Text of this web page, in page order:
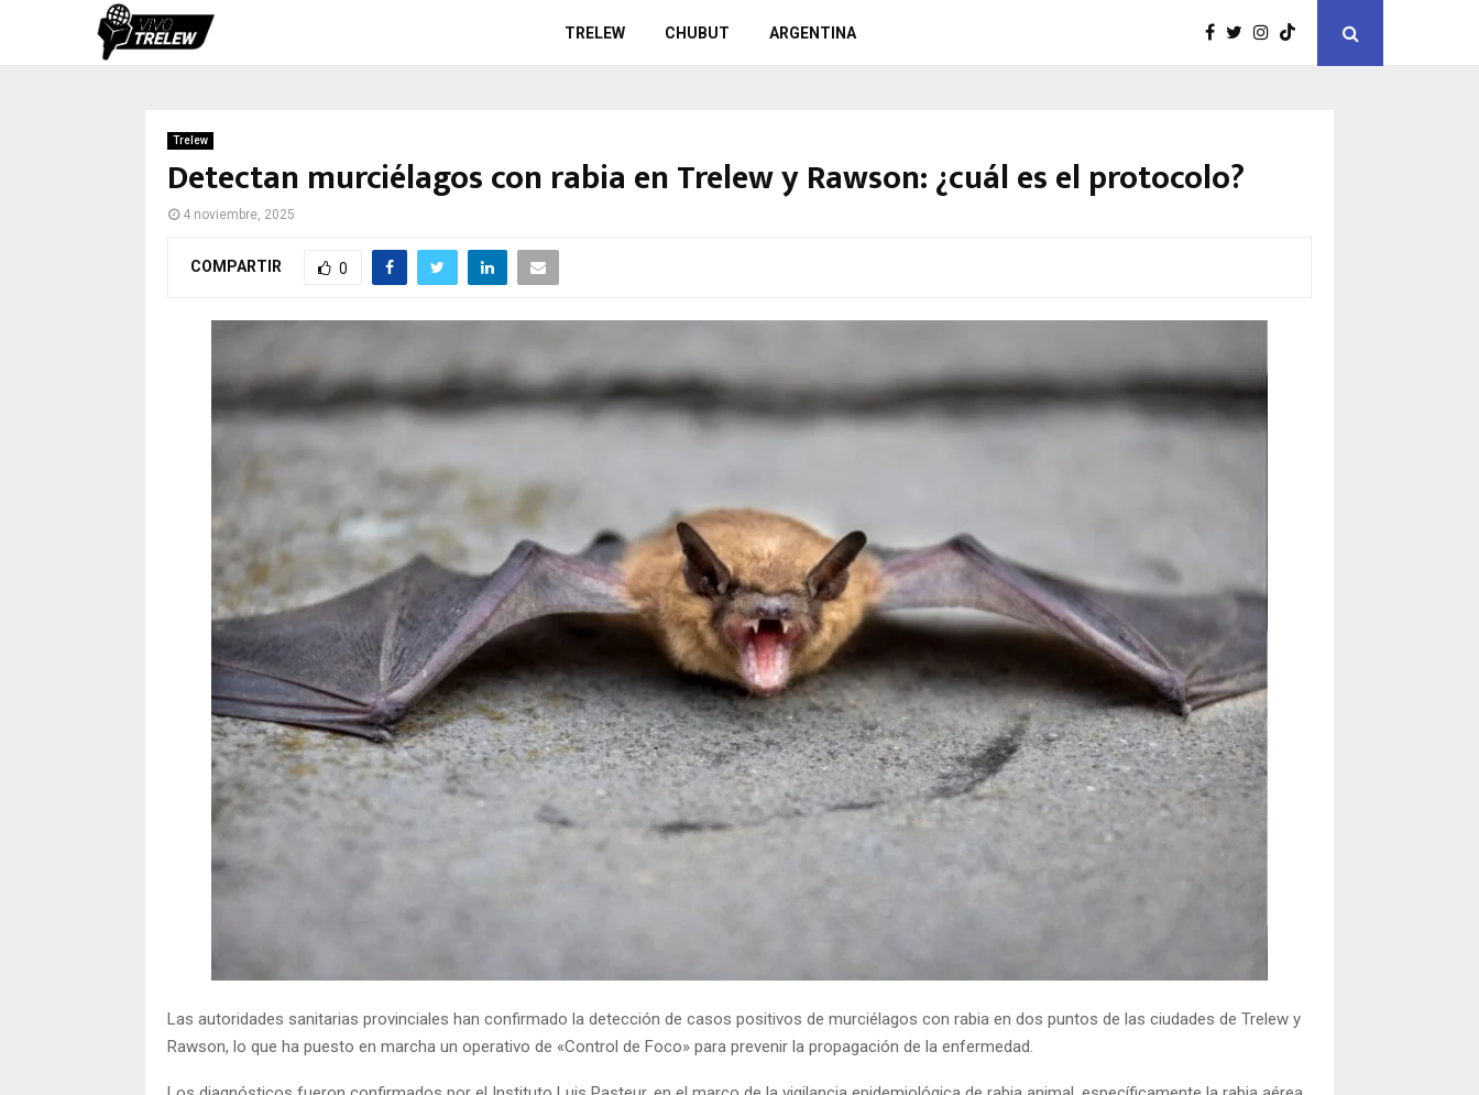
TRELEW CHUBUT ARGENTINA
Trelew
Detectan murciélagos con rabia en Trelew y Rawson: ¿cuál es el protocolo?
4 noviembre, 2025
COMPARTIR 0
Las autoridades sanitarias provinciales han confirmado la detección de casos positivos de murciélagos con rabia en dos puntos de las ciudades de Trelew y
Rawson, lo que ha puesto en marcha un operativo de «Control de Foco» para prevenir la propagación de la enfermedad.